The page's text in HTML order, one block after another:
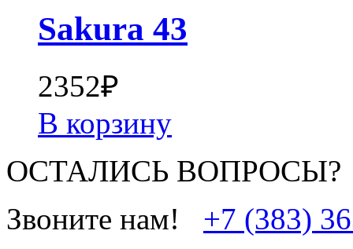
Sakura 43
2352₽
В корзину
ОСТАЛИСЬ ВОПРОСЫ?
Звоните нам! +7 (383)